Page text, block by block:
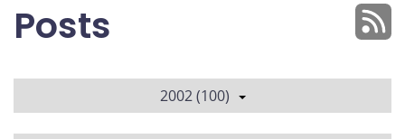
Posts
2002 (100)